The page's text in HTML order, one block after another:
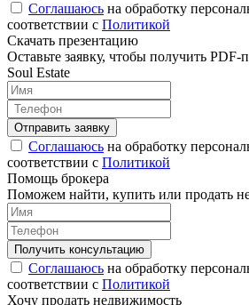
Соглашаюсь на обработку
соответствии с Политикой
Скачать презентацию
Оставьте заявку, чтобы получить
Soul Estate
Соглашаюсь на обработку
соответствии с Политикой
Помощь брокера
Поможем найти, купить или продать
Соглашаюсь на обработку
соответствии с Политикой
Хочу продать недвижимость